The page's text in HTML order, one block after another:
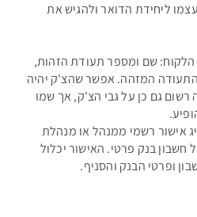
ליחידת הדואר ולהגיש את
שם ומספר תעודת הזהות,
המזהה. אפשר שהצ'ק יהיה
רשום גם כן על גבי הצ'ק, אך שמו
אישור רשמי ממנהל או מנהלת
בנק פרטי. האישור יכלול
ופרטי הבנק והסניף.